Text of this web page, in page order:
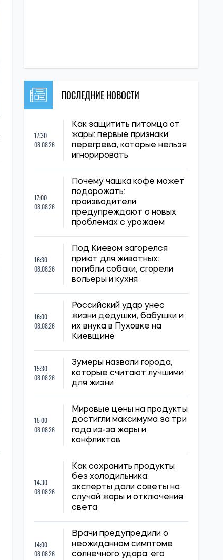
ПОСЛЕДНИЕ НОВОСТИ
17:30
08.08.26
Как защитить питомца от
жары: первые признаки
перегрева, которые нельзя
игнорировать
17:00
08.08.26
Почему чашка кофе может
подорожать:
производители
предупреждают о новых
проблемах с урожаем
16:30
08.08.26
Под Киевом загорелся
приют для животных:
погибли собаки, сгорели
вольеры и кухня
16:00
08.08.26
Российский удар унес
жизни дедушки, бабушки и
их внука в Пуховке на
Киевщине
15:30
08.08.26
Зумеры назвали города,
которые считают лучшими
для жизни
15:00
08.08.26
Мировые цены на продукты
достигли максимума за три
года из-за жары и
конфликтов
14:30
08.08.26
Как сохранить продукты
без холодильника:
эксперты дали советы на
случай жары и отключения
света
14:00
08.08.26
Врачи предупредили о
неожиданном симптоме
солнечного удара: его